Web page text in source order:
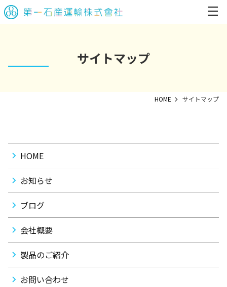
サイトマップ
HOME サイトマップ
HOME
お知らせ
ブログ
会社概要
製品のご紹介
お問い合わせ